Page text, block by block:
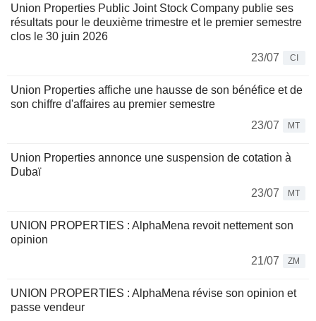
Union Properties Public Joint Stock Company publie ses
résultats pour le deuxième trimestre et le premier semestre
clos le 30 juin 2026
23/07
CI
Union Properties affiche une hausse de son bénéfice et de
son chiffre d'affaires au premier semestre
23/07
MT
Union Properties annonce une suspension de cotation à
Dubaï
23/07
MT
UNION PROPERTIES : AlphaMena revoit nettement son
opinion
21/07
ZM
UNION PROPERTIES : AlphaMena révise son opinion et
passe vendeur